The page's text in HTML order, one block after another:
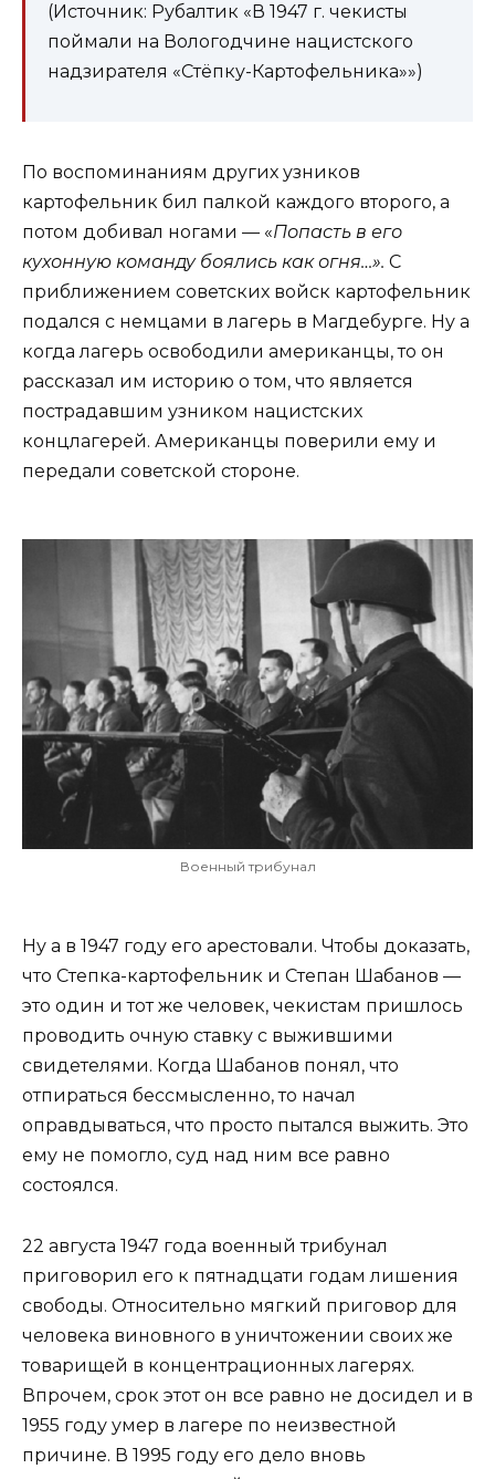
(Источник: Рубалтик «В 1947 г. чекисты
поймали на Вологодчине нацистского
надзирателя «Стёпку-Картофельника»»)
По воспоминаниям других узников
картофельник бил палкой каждого второго, а
потом добивал ногами — «Попасть в его
кухонную команду боялись как огня…». С
приближением советских войск картофельник
подался с немцами в лагерь в Магдебурге. Ну а
когда лагерь освободили американцы, то он
рассказал им историю о том, что является
пострадавшим узником нацистских
концлагерей. Американцы поверили ему и
передали советской стороне.
Военный трибунал
Ну а в 1947 году его арестовали. Чтобы доказать,
что Степка-картофельник и Степан Шабанов —
это один и тот же человек, чекистам пришлось
проводить очную ставку с выжившими
свидетелями. Когда Шабанов понял, что
отпираться бессмысленно, то начал
оправдываться, что просто пытался выжить. Это
ему не помогло, суд над ним все равно
состоялся.
22 августа 1947 года военный трибунал
приговорил его к пятнадцати годам лишения
свободы. Относительно мягкий приговор для
человека виновного в уничтожении своих же
товарищей в концентрационных лагерях.
Впрочем, срок этот он все равно не досидел и в
1955 году умер в лагере по неизвестной
причине. В 1995 году его дело вновь